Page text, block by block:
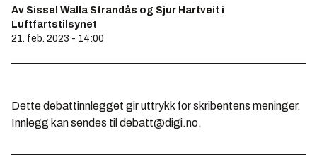
Av Sissel Walla Strandås og Sjur Hartveit i
Luftfartstilsynet
21. feb. 2023 - 14:00
Dette debattinnlegget gir uttrykk for skribentens meninger.
Innlegg kan sendes til debatt@digi.no.